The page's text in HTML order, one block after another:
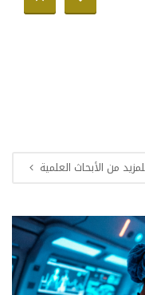
من الأبحاث العلمية